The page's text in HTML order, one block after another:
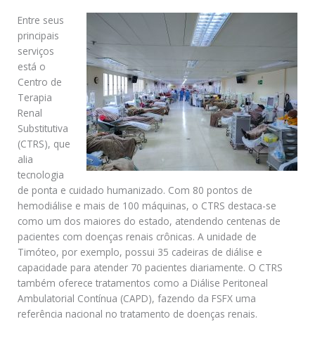
Entre seus
principais
serviços
está o
Centro de
Terapia
Renal
Substitutiva
(CTRS), que
alia
tecnologia
de ponta e cuidado humanizado. Com 80 pontos de
hemodiálise e mais de 100 máquinas, o CTRS destaca-se
como um dos maiores do estado, atendendo centenas de
pacientes com doenças renais crônicas. A unidade de
Timóteo, por exemplo, possui 35 cadeiras de diálise e
capacidade para atender 70 pacientes diariamente. O CTRS
também oferece tratamentos como a Diálise Peritoneal
Ambulatorial Contínua (CAPD), fazendo da FSFX uma
referência nacional no tratamento de doenças renais.